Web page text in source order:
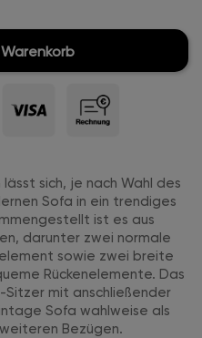
sich, je nach Wahl des
Sofa in ein trendiges
ist es aus
darunter zwei normale
sowie zwei breite
Rückenelemente. Das
mit anschließender
Sofa wahlweise als
Bezügen.